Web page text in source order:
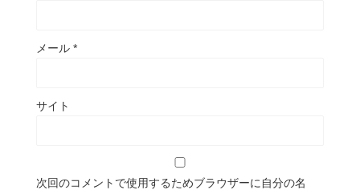
メール *
サイト
次回のコメントで使用するためブラウザーに自分の名